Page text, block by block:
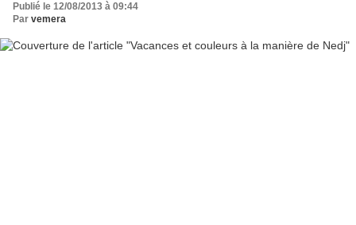
Publié le 12/08/2013 à 09:44
Par vemera